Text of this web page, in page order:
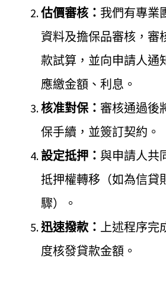
估價審核： 我們有專業
資料及擔保品審核，審
款試算，並向申請人通
應繳金額、利息。
核准對保：審核通過後
保手續，並簽訂契約。
設定抵押： 與申請人共
抵押權轉移（如為信貸
驟）。
迅速撥款： 上述程序完
度核發貸款金額。